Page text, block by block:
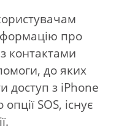
про
контактами
до яких
доступ з iPhone
SOS, існує